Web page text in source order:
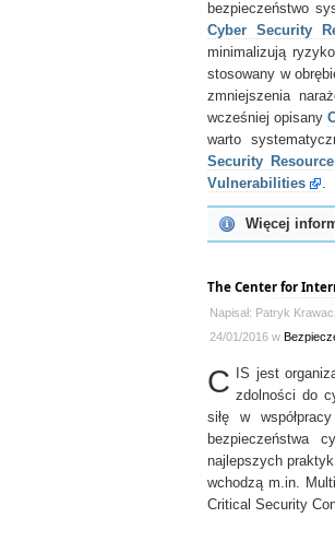
bezpieczeństwo
Cyber Security
minimalizują
stosowany w
zmniejszenia
wcześniej opisany
warto
Security
Vulnerabilities
.
Więcej
The Center for
Napisał: Patryk
24/01/2016 w
C
IS jest
zdolności do
siłę w
bezpieczeństwa
najlepszych
wchodzą m.in.
Critical Security